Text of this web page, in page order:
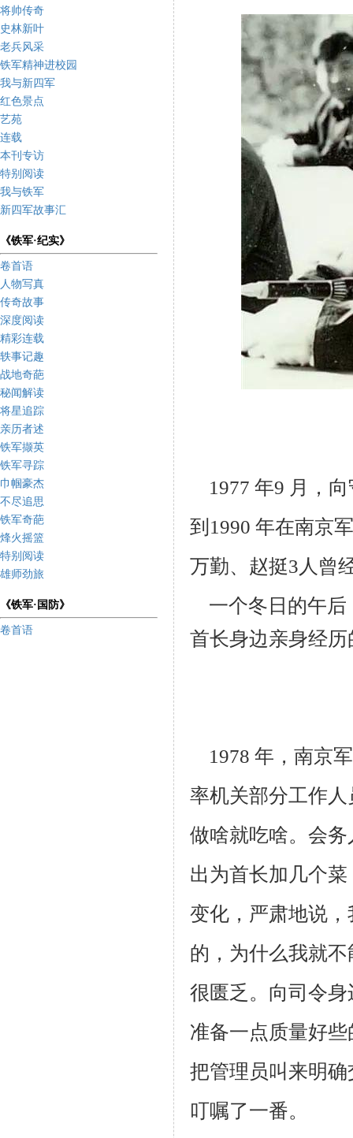
将帅传奇
史林新叶
老兵风采
铁军精神进校园
我与新四军
红色景点
艺苑
连载
本刊专访
特别阅读
我与铁军
新四军故事汇
《铁军·纪实》
卷首语
人物写真
传奇故事
深度阅读
精彩连载
轶事记趣
战地奇葩
秘闻解读
将星追踪
亲历者述
铁军撷英
铁军寻踪
巾帼豪杰
不尽追思
铁军奇葩
烽火摇篮
特别阅读
雄师劲旅
《铁军·国防》
卷首语
1977 年9 月，
到1990 年在南京
万勤、赵挺3人曾
一个冬日的午后
首长身边亲身经历
1978 年，南京
率机关部分工作
做啥就吃啥。会务
出为首长加 几个
变化，严肃地说
的，为什么我就
很匮乏。向司令
准备一点质量好些
把管理员叫来明
叮嘱了一番。